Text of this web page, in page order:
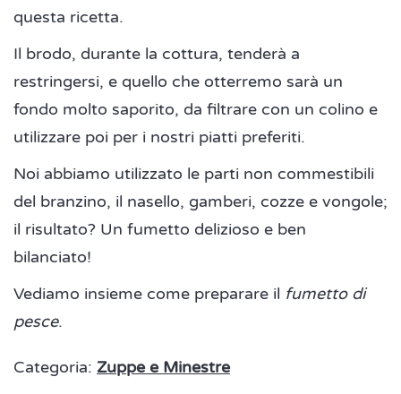
questa ricetta.
Il brodo, durante la cottura, tenderà a
restringersi, e quello che otterremo sarà un
fondo molto saporito, da filtrare con un colino e
utilizzare poi per i nostri piatti preferiti.
Noi abbiamo utilizzato le parti non commestibili
del branzino, il nasello, gamberi, cozze e vongole;
il risultato? Un fumetto delizioso e ben
bilanciato!
Vediamo insieme come preparare il fumetto di
pesce.
Categoria: Zuppe e Minestre